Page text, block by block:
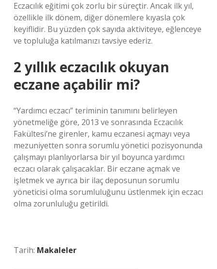
Eczacılık eğitimi çok zorlu bir süreçtir. Ancak ilk yıl,
özellikle ilk dönem, diğer dönemlere kıyasla çok
keyiflidir. Bu yüzden çok sayıda aktiviteye, eğlenceye
ve topluluğa katılmanızı tavsiye ederiz.
2 yıllık eczacılık okuyan
eczane açabilir mi?
“Yardımcı eczacı” teriminin tanımını belirleyen
yönetmeliğe göre, 2013 ve sonrasında Eczacılık
Fakültesi’ne girenler, kamu eczanesi açmayı veya
mezuniyetten sonra sorumlu yönetici pozisyonunda
çalışmayı planlıyorlarsa bir yıl boyunca yardımcı
eczacı olarak çalışacaklar. Bir eczane açmak ve
işletmek ve ayrıca bir ilaç deposunun sorumlu
yöneticisi olma sorumluluğunu üstlenmek için eczacı
olma zorunluluğu getirildi.
Tarih: Makaleler